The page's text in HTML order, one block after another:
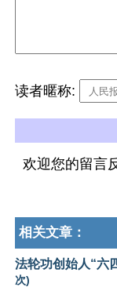
读者暱称:
欢迎您的留言
相关文章：
法轮功创始人“六
次)